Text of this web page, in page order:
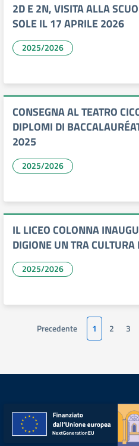
2D E 2N, VISITA ALLA
SOLE IL 17 APRILE 2026
2025/2026
CONSEGNA AL TEATRO
DIPLOMI DI
2025
2025/2026
IL LICEO COLONNA
DIGIONE UN TRA
2025/2026
Precedente 1 2 3